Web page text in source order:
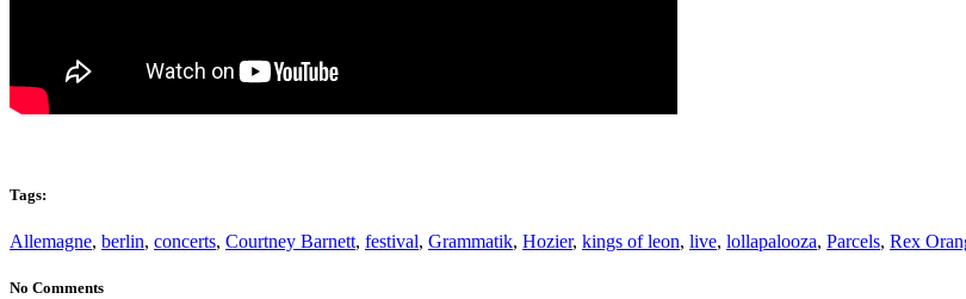
Tags:
Allemagne, berlin, concerts, Courtney Barnett, festival, Grammatik, Hozier, kings of leon, live, lollapalooza, Parcels, Rex
No Comments